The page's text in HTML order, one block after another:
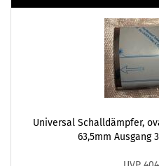
Universal Schalldämpfer,
63,5mm Ausgang